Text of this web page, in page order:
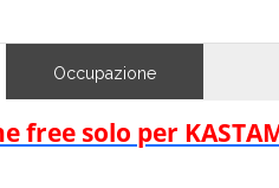
Occupazione
solo per